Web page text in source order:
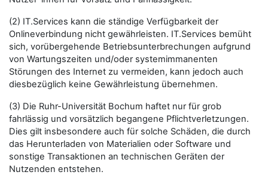
(2) IT.Services kann die ständige Verfügbarkeit der
Onlineverbindung nicht gewährleisten. IT.Services bemüht
sich, vorübergehende Betriebsunterbrechungen aufgrund
von Wartungszeiten und/oder systemimmanenten
Störungen des Internet zu vermeiden, kann jedoch auch
diesbezüglich keine Gewährleistung übernehmen.
(3) Die Ruhr-Universität Bochum haftet nur für grob
fahrlässig und vorsätzlich begangene Pflichtverletzungen.
Dies gilt insbesondere auch für solche Schäden, die durch
das Herunterladen von Materialien oder Software und
sonstige Transaktionen an technischen Geräten der
Nutzenden entstehen.